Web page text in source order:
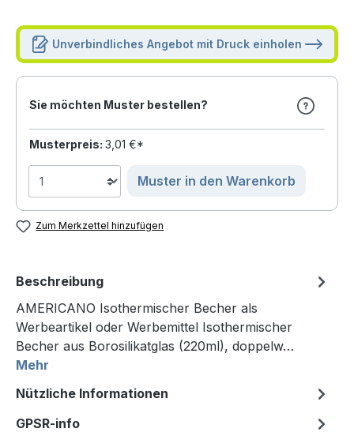
Unverbindliches Angebot mit Druck einholen
Sie möchten Muster bestellen?
Musterpreis: 3,01 €*
Muster in den Warenkorb
Zum Merkzettel hinzufügen
Beschreibung
AMERICANO Isothermischer Becher als
Werbeartikel oder Werbemittel Isothermischer
Becher aus Borosilikatglas (220ml), doppelw…
Mehr
Nützliche Informationen
GPSR-info